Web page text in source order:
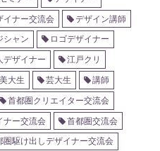
イナー交流会
デザイン講師
シャン
ロゴデザイナー
デザイナー
江戸クリ
美大生 芸大生
講師
首都圏クリエイター交流会
ナー交流会
首都圏交流会
圏駆け出しデザイナー交流会